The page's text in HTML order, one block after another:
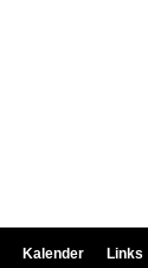
Kalender Links